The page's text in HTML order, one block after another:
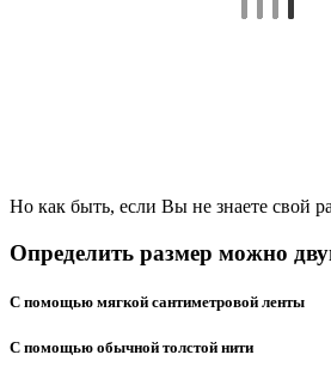
Но как быть, если Вы не знаете свой
Определить размер можно
С помощью мягкой сантиметровой ленты
С помощью обычной толстой нити